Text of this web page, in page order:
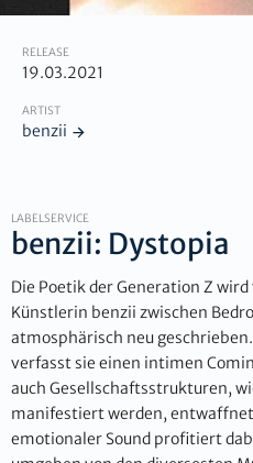
RELEASE
19.03.2021
ARTIST
benzii
LABELSERVICE
benzii: Dystopia
Die Poetik der Generation Z
Künstlerin benzii zwischen
atmosphärisch neu
verfasst sie einen intimen
auch Gesellschaftsstrukturen,
manifestiert werden,
emotionaler Sound profitiert